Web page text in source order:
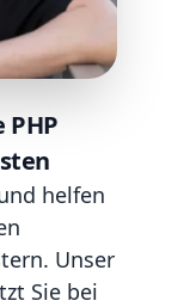
PHP
helfen
Unser
Sie bei